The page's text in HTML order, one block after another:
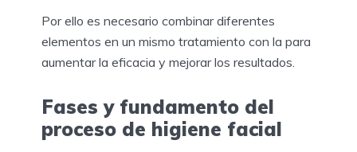
Por ello es necesario combinar diferentes
elementos en un mismo tratamiento con la para
aumentar la eficacia y mejorar los resultados.
Fases y fundamento del
proceso de higiene facial